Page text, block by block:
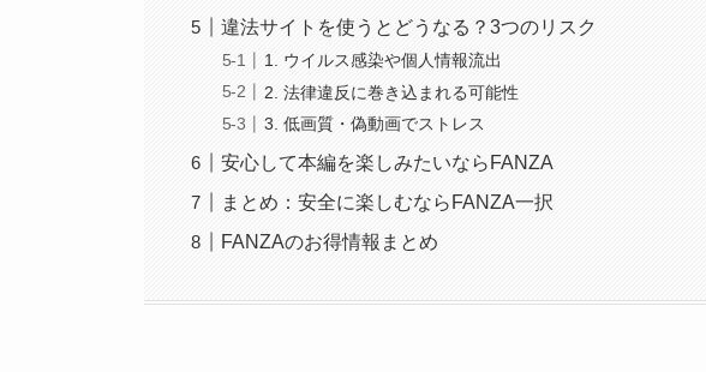
違法サイトを使うとどうなる？3つのリスク
1. ウイルス感染や個人情報流出
2. 法律違反に巻き込まれる可能性
3. 低画質・偽動画でストレス
安心して本編を楽しみたいならFANZA
まとめ：安全に楽しむならFANZA一択
FANZAのお得情報まとめ